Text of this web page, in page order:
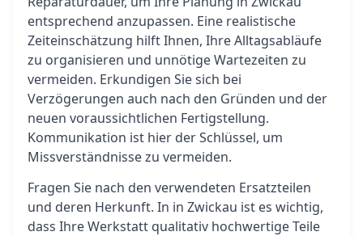
entsprechend anzupassen. Eine realistische
Zeiteinschätzung hilft Ihnen, Ihre Alltagsabläufe
zu organisieren und unnötige Wartezeiten zu
vermeiden. Erkundigen Sie sich bei
Verzögerungen auch nach den Gründen und der
neuen voraussichtlichen Fertigstellung.
Kommunikation ist hier der Schlüssel, um
Missverständnisse zu vermeiden.
Fragen Sie nach den verwendeten Ersatzteilen
und deren Herkunft. In in Zwickau ist es wichtig,
dass Ihre Werkstatt qualitativ hochwertige Teile